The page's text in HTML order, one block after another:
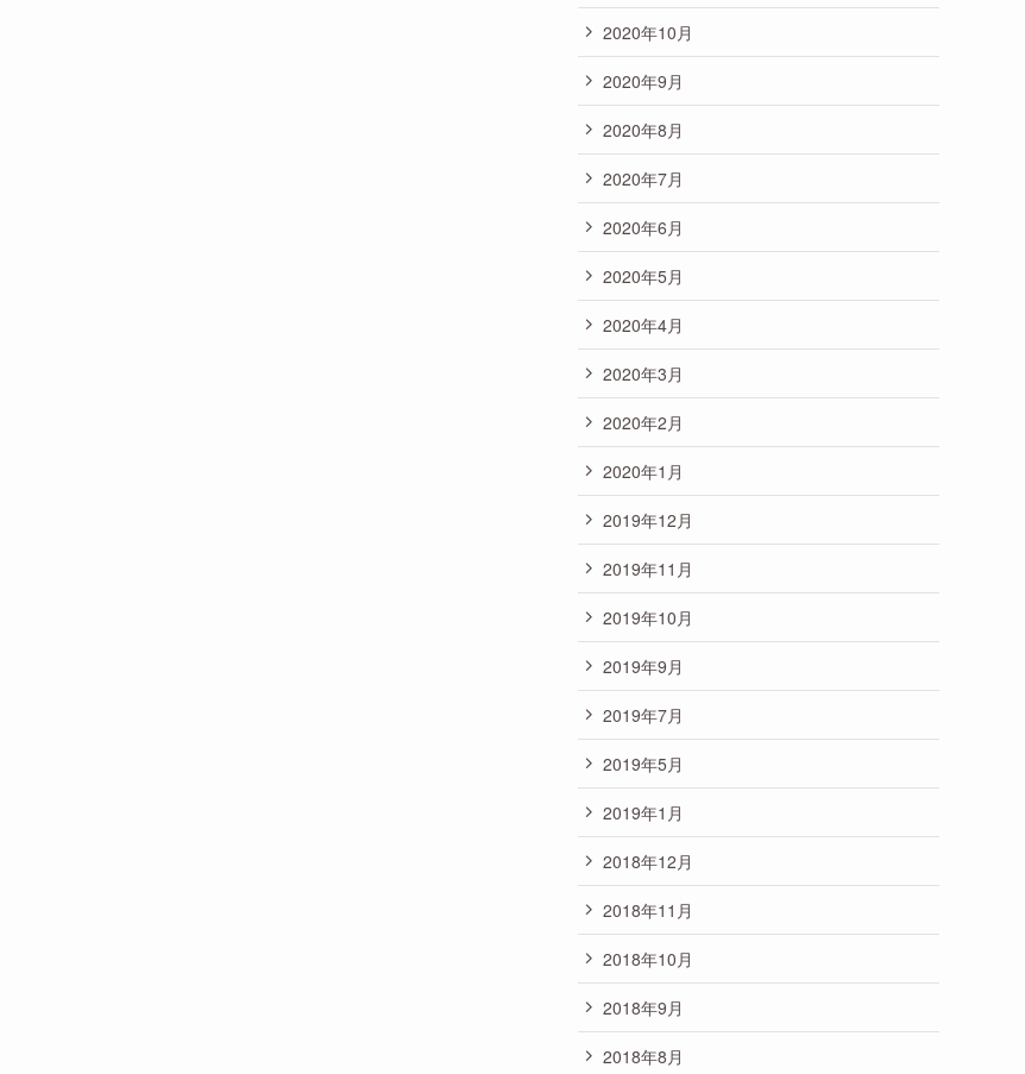
2020年10月
2020年9月
2020年8月
2020年7月
2020年6月
2020年5月
2020年4月
2020年3月
2020年2月
2020年1月
2019年12月
2019年11月
2019年10月
2019年9月
2019年7月
2019年5月
2019年1月
2018年12月
2018年11月
2018年10月
2018年9月
2018年8月